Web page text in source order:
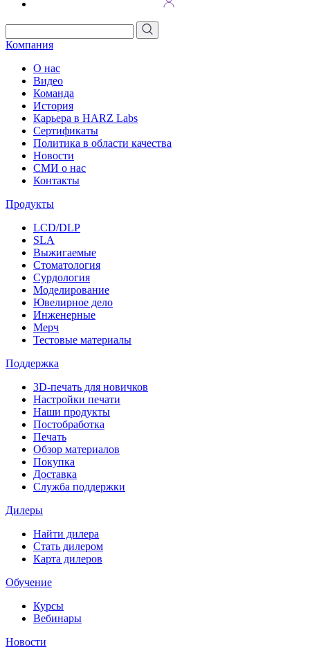
Компания
О нас
Видео
Команда
История
Карьера в HARZ Labs
Сертификаты
Политика в области качества
Новости
СМИ о нас
Контакты
Продукты
LCD/DLP
SLA
Выжигаемые
Стоматология
Сурдология
Моделирование
Ювелирное дело
Инженерные
Мерч
Тестовые материалы
Поддержка
3D-печать для новичков
Настройки печати
Наши продукты
Постобработка
Печать
Обзор материалов
Покупка
Доставка
Служба поддержки
Дилеры
Найти дилера
Cтать дилером
Карта дилеров
Обучение
Курсы
Вебинары
Новости